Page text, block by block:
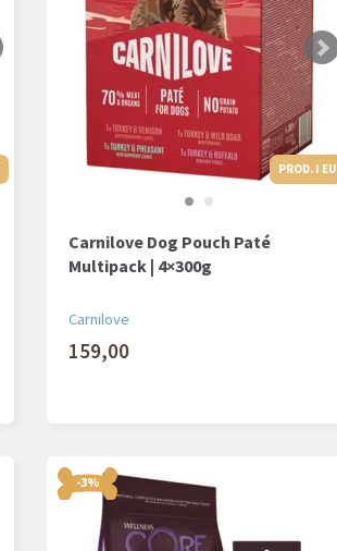
MÆNGDERABATPROD. I EU
Carnilove Dog Pouch Paté
Multipack | 4×300g
Carnilove
159,00
-3%